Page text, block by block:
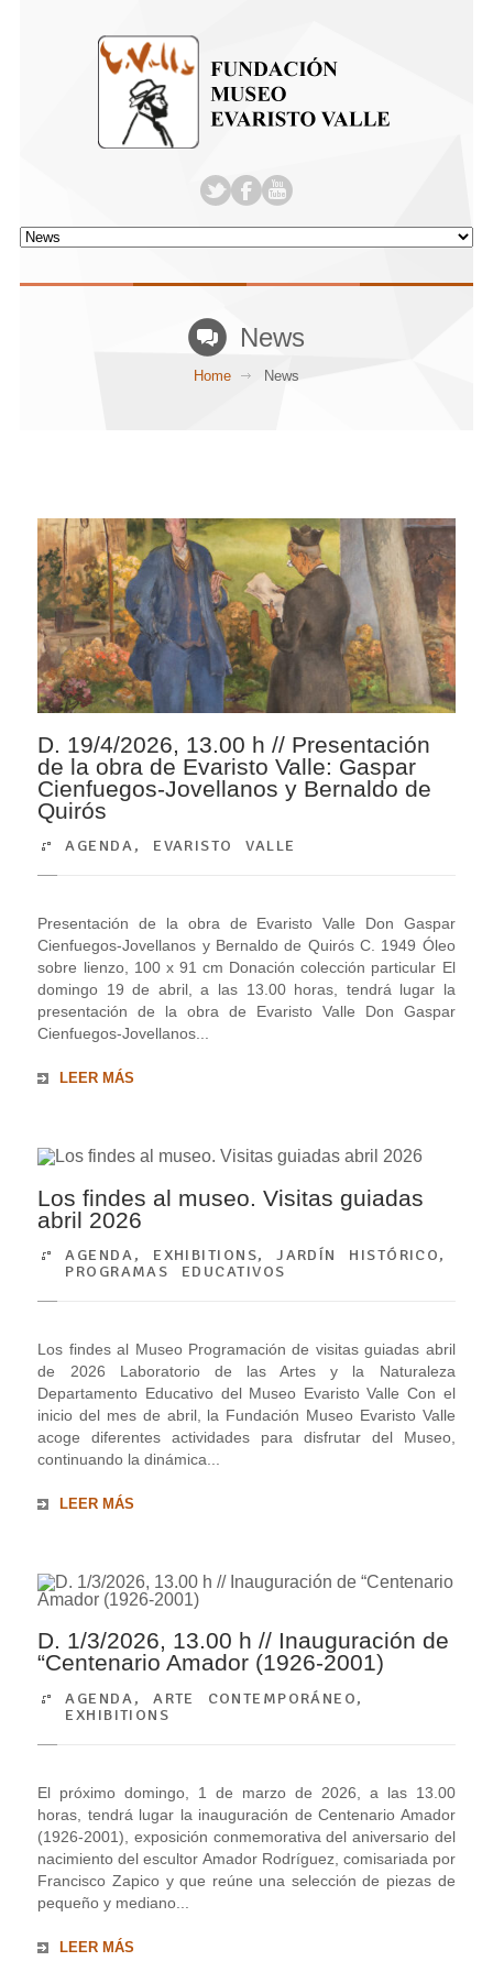
News
Home News
D. 19/4/2026, 13.00 h // Presentación
de la obra de Evaristo Valle: Gaspar
Cienfuegos-Jovellanos y Bernaldo de
Quirós
AGENDA, EVARISTO VALLE
Presentación de la obra de Evaristo Valle Don Gaspar
Cienfuegos-Jovellanos y Bernaldo de Quirós C. 1949 Óleo
sobre lienzo, 100 x 91 cm Donación colección particular El
domingo 19 de abril, a las 13.00 horas, tendrá lugar la
presentación de la obra de Evaristo Valle Don Gaspar
Cienfuegos-Jovellanos...
LEER MÁS
Los findes al museo. Visitas guiadas
abril 2026
AGENDA, EXHIBITIONS,JARDÍN HISTÓRICO,
PROGRAMAS EDUCATIVOS
Los findes al Museo Programación de visitas guiadas abril
de 2026 Laboratorio de las Artes y la Naturaleza
Departamento Educativo del Museo Evaristo Valle Con el
inicio del mes de abril, la Fundación Museo Evaristo Valle
acoge diferentes actividades para disfrutar del Museo,
continuando la dinámica...
LEER MÁS
D. 1/3/2026, 13.00 h // Inauguración de
“Centenario Amador (1926-2001)
AGENDA,ARTE CONTEMPORÁNEO,
EXHIBITIONS
El próximo domingo, 1 de marzo de 2026, a las 13.00
horas, tendrá lugar la inauguración de Centenario Amador
(1926-2001), exposición conmemorativa del aniversario del
nacimiento del escultor Amador Rodríguez, comisariada por
Francisco Zapico y que reúne una selección de piezas de
pequeño y mediano...
LEER MÁS